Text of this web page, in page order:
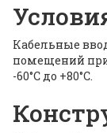
Кабельные
помещений
-60°C до +80°C.